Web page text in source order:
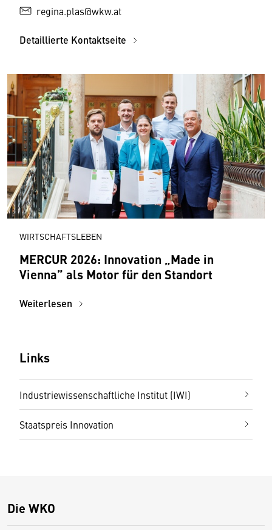
regina.plas@wkw.at
Detaillierte Kontaktseite
WIRTSCHAFTSLEBEN
MERCUR 2026: Innovation „Made in
Vienna” als Motor für den Standort
Weiterlesen
Links
Industriewissenschaftliche Institut (IWI)
Staatspreis Innovation
Die WKO